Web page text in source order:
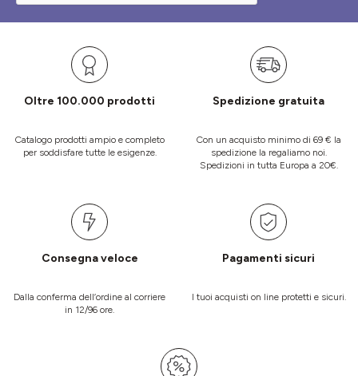
Oltre 100.000 prodotti
Catalogo prodotti ampio e completo
per soddisfare tutte le esigenze.
Spedizione gratuita
Con un acquisto minimo di 69 € la
spedizione la regaliamo noi.
Spedizioni in tutta Europa a 20€.
Consegna veloce
Dalla conferma dell’ordine al corriere
in 12/96 ore.
Pagamenti sicuri
I tuoi acquisti on line protetti e sicuri.